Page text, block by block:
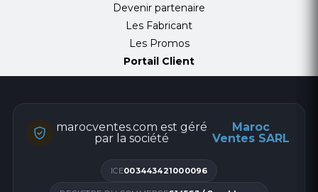
Devenir partenaire
Les Fabricant
Les Promos
Portail Client
marocventes.com est géré
par la société
Maroc
Ventes SARL
ICE003443421000096